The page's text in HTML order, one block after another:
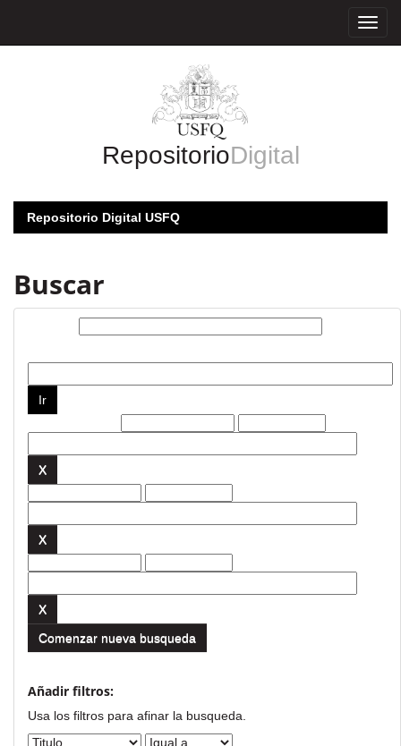
RepositorioDigital
Repositorio Digital USFQ
Buscar
Comenzar nueva busqueda
Añadir filtros:
Usa los filtros para afinar la busqueda.